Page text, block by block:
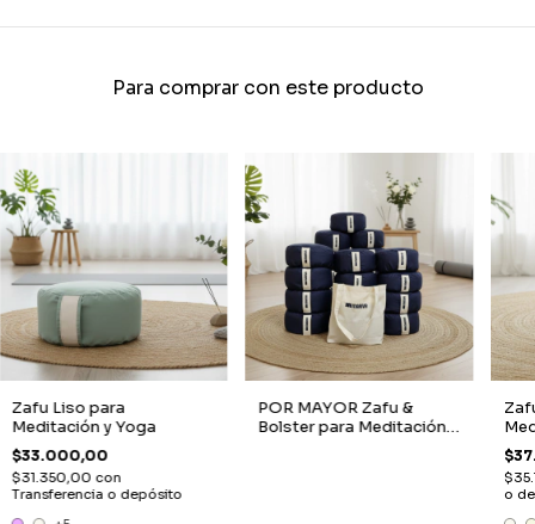
Para comprar con este producto
Zafu Liso para
Meditación y Yoga
$33.000,00
$31.350,00 con
Transferencia o depósito
POR MAYOR Zafu &
Bolster para Meditación y
o